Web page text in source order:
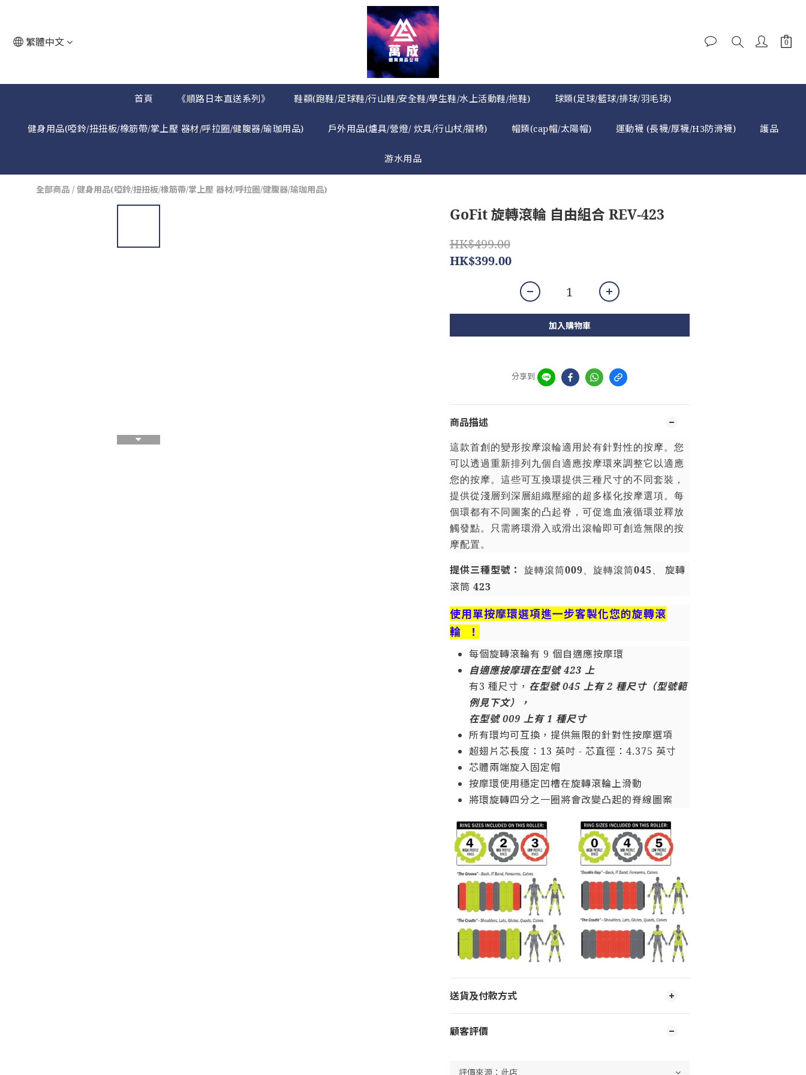
繁體中文
首頁 《順路日本直送系列》 鞋纇(跑鞋/足球鞋/行山鞋/安全鞋/學生鞋/水上活動鞋/拖鞋) 球類(足球/籃球/排球/羽毛球)
健身用品(啞鈴/扭扭板/橡筋帶/掌上壓 器材/呼拉圈/健腹器/瑜珈用品) 戶外用品(爐具/營燈/ 炊具/行山杖/摺椅) 帽類(cap帽/太陽帽) 運動襪 (長襪/厚襪/H3防滑襪) 護品
游水用品
全部商品 / 健身用品(啞鈴/扭扭板/橡筋帶/掌上壓 器材/呼拉圈/健腹器/瑜珈用品)
GoFit 旋轉滾輪 自由組合 REV-423
HK$499.00
HK$399.00
加入購物車
分享到
商品描述
這款首創的變形按摩滾輪適用於有針對性的按摩。您
可以透過重新排列九個自適應按摩環來調整它以適應
您的按摩。這些可互換環提供三種尺寸的不同套裝，
提供從淺層到深層組織壓縮的超多樣化按摩選項。每
個環都有不同圖案的凸起脊，可促進血液循環並釋放
觸發點。只需將環滑入或滑出滾輪即可創造無限的按
摩配置。
提供三種型號： 旋轉滾筒009 、旋轉滾筒045
旋轉
滾筒 423
使用單按摩環選項進一步客製化您的旋轉滾
輪 ！
每個旋轉滾輪有 9 個自適應按摩環
自適應按摩環在型號 423 上
有3 種尺寸， 在型號 045 上有 2 種尺寸（型號範
例見下文），
在型號 009 上有 1 種尺寸
所有環均可互換，提供無限的針對性按摩選項
超翅片芯長度：13 英吋 - 芯直徑：4.375 英寸
芯體兩端旋入固定帽
按摩環使用穩定凹槽在旋轉滾輪上滑動
將環旋轉四分之一圈將會改變凸起的脊線圖案
送貨及付款方式
顧客評價